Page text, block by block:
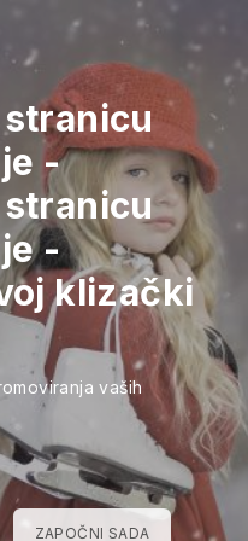
-
-
klizački
vaših
ZAPOČNI SADA